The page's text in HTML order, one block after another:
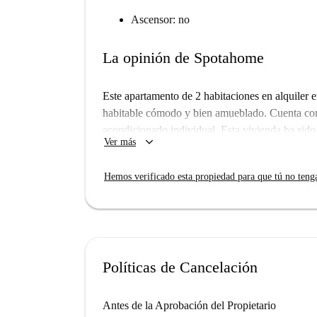
Ascensor: no
La opinión de Spotahome
Este apartamento de 2 habitaciones en
habitable cómodo y bien amueblado. Cuenta
acondicionado individual. Esta vivienda ha
verificados y propietarios de confianza. Tenga
Rafael-Nebrija se encuentra a poca distancia,
Ver más keyboard_arrow_down
Hemos verificado esta propiedad para que tú no
Políticas de Cancelación
Antes de la Aprobación del Propietario